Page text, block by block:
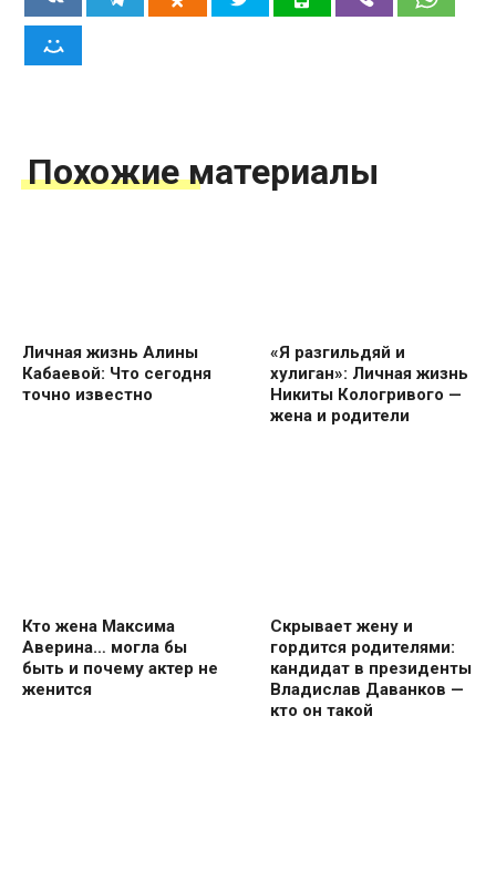
Похожие материалы
Личная жизнь Алины
Кабаевой: Что сегодня
точно известно
«Я разгильдяй и
хулиган»: Личная жизнь
Никиты Кологривого —
жена и родители
Кто жена Максима
Аверина… могла бы
быть и почему актер не
женится
Скрывает жену и
гордится родителями:
кандидат в президенты
Владислав Даванков —
кто он такой